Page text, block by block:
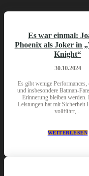
Es war einmal:
Phoenix als Joker in
Knight“
30.10.2024
Es gibt wenige
und insbesondere Batman-
Erinnerung bleiben werden.
Leistungen hat mit Sicherheit
vollführt,...
WEITERLESEN